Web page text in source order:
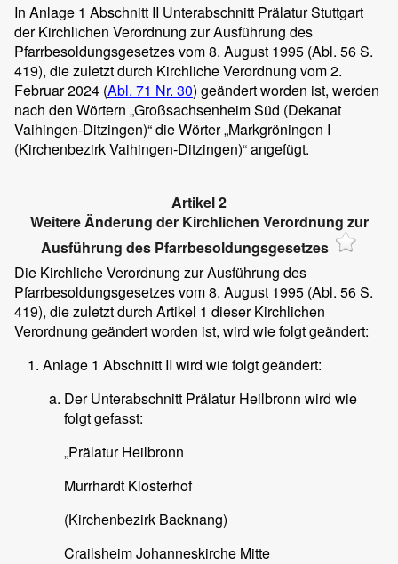
In Anlage 1 Abschnitt II Unterabschnitt Prälatur Stuttgart
der Kirchlichen Verordnung zur Ausführung des
Pfarrbesoldungsgesetzes vom 8. August 1995 (Abl. 56 S.
419), die zuletzt durch Kirchliche Verordnung vom 2.
Februar 2024 (Abl. 71 Nr. 30) geändert worden ist, werden
nach den Wörtern „Großsachsenheim Süd (Dekanat
Vaihingen-Ditzingen)“ die Wörter „Markgröningen I
(Kirchenbezirk Vaihingen-Ditzingen)“ angefügt.
Artikel 2
Weitere Änderung der Kirchlichen Verordnung zur
Ausführung des Pfarrbesoldungsgesetzes
Die Kirchliche Verordnung zur Ausführung des
Pfarrbesoldungsgesetzes vom 8. August 1995 (Abl. 56 S.
419), die zuletzt durch Artikel 1 dieser Kirchlichen
Verordnung geändert worden ist, wird wie folgt geändert:
Anlage 1 Abschnitt II wird wie folgt geändert:
Der Unterabschnitt Prälatur Heilbronn wird wie
folgt gefasst:
„Prälatur Heilbronn
Murrhardt Klosterhof
(Kirchenbezirk Backnang)
Crailsheim Johanneskirche Mitte